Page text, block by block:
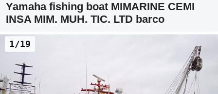
Yamaha fishing boat MIMARINE CEMI
INSA MIM. MUH. TIC. LTD barco
1/19